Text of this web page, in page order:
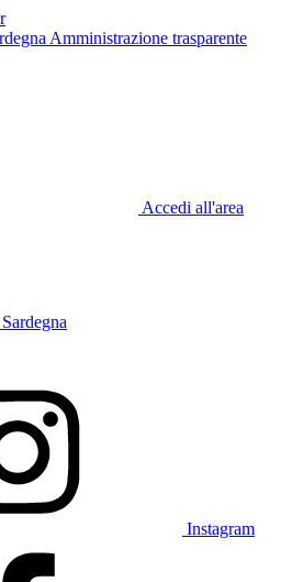
Amministrazione trasparente
Accedi all'area
Instagram